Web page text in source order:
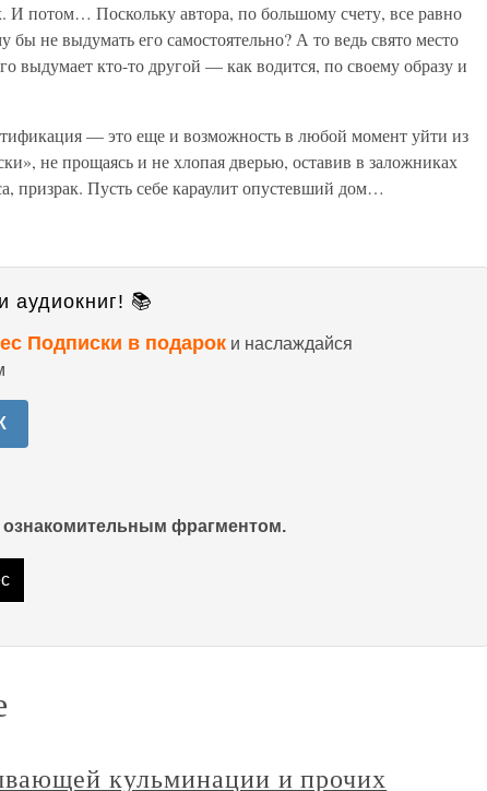
потом… Поскольку автора, по большому счету, все равно
не выдумать его самостоятельно? А то ведь свято место
выдумает кто-то другой — как водится, по своему образу и
— это еще и возможность в любой момент уйти из
не прощаясь и не хлопая дверью, оставив в заложниках
призрак. Пусть себе караулит опустевший дом…
аудиокниг! 📚
Подписки в подарок и наслаждайся
ознакомительным фрагментом.
кульминации и прочих